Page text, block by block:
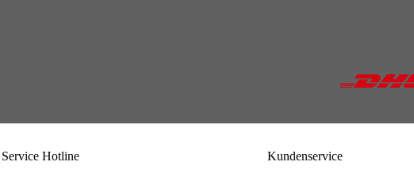
Service Hotline Kundenservice